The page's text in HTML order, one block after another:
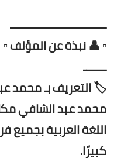
ـــــــــــــــــــــــــــــــــ
▫️ 👤 نبذة عن المؤلف ▫️
ــــــــ
🏷️ التعريف بـ محمد
اللغة العربية
كبيرًا.